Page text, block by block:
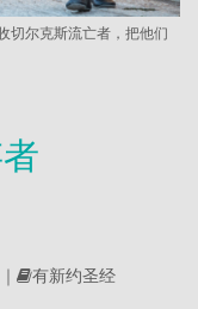
切尔克斯流亡者，把他们
有新约圣经